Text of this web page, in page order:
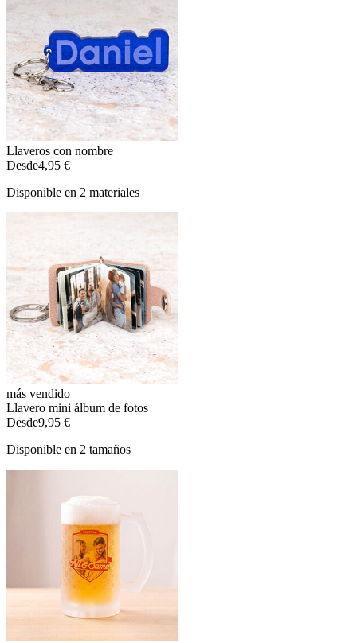
Llaveros con nombre
Desde4,95 €
Disponible en 2 materiales
más vendido
Llavero mini álbum de fotos
Desde9,95 €
Disponible en 2 tamaños